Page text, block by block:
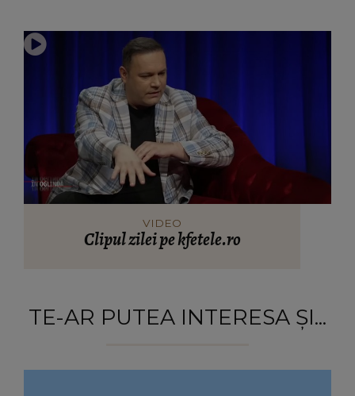
VIDEO
Clipul zilei pe kfetele.ro
TE-AR PUTEA INTERESA ȘI...